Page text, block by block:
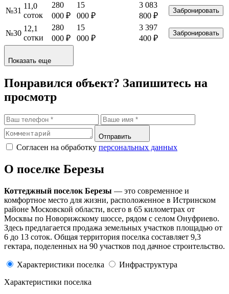
№31
11,0
соток
280
000 ₽
15
000 ₽
3 083
800 ₽
Забронировать
№30
12,1
сотки
280
000 ₽
15
000 ₽
3 397
400 ₽
Забронировать
Показать еще
Понравился объект? Запишитесь на
просмотр
Отправить
Согласен на обработку персональных данных
О поселке Березы
Коттеджный поселок Березы — это современное и
комфортное место для жизни, расположенное в Истринском
районе Московской области, всего в 65 километрах от
Москвы по Новорижскому шоссе, рядом с селом Онуфриево.
Здесь предлагается продажа земельных участков площадью от
6 до 13 соток. Общая территория поселка составляет 9,3
гектара, поделенных на 90 участков под дачное строительство.
Характеристики поселка
Инфраструктура
Характеристики поселка